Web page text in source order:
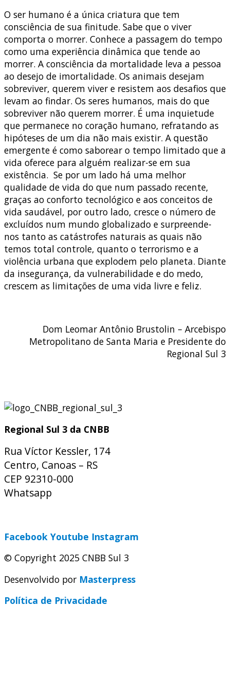
O ser humano é a única criatura que tem
consciência de sua finitude. Sabe que o viver
comporta o morrer. Conhece a passagem do tempo
como uma experiência dinâmica que tende ao
morrer. A consciência da mortalidade leva a pessoa
ao desejo de imortalidade. Os animais desejam
sobreviver, querem viver e resistem aos desafios que
levam ao findar. Os seres humanos, mais do que
sobreviver não querem morrer. É uma inquietude
que permanece no coração humano, refratando as
hipóteses de um dia não mais existir. A questão
emergente é como saborear o tempo limitado que a
vida oferece para alguém realizar-se em sua
existência. Se por um lado há uma melhor
qualidade de vida do que num passado recente,
graças ao conforto tecnológico e aos conceitos de
vida saudável, por outro lado, cresce o número de
excluídos num mundo globalizado e surpreende-
nos tanto as catástrofes naturais as quais não
temos total controle, quanto o terrorismo e a
violência urbana que explodem pelo planeta. Diante
da insegurança, da vulnerabilidade e do medo,
crescem as limitações de uma vida livre e feliz.
Dom Leomar Antônio Brustolin – Arcebispo
Metropolitano de Santa Maria e Presidente do
Regional Sul 3
Regional Sul 3 da CNBB
Rua Víctor Kessler, 174
Centro, Canoas – RS
CEP 92310-000
Whatsapp
Facebook Youtube Instagram
© Copyright 2025 CNBB Sul 3
Desenvolvido por Masterpress
Política de Privacidade